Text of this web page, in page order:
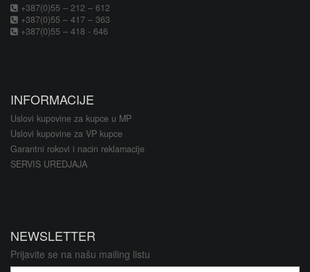
+387(0)55 – 212 – 612
+387(0)55 – 417 – 363
+387(0)55 – 418 - 646
INFORMACIJE
Uslovi kupovine za kupce u MP
Uslovi kupovine za VP kupce
Garantni rokovi i nacin reklamacije
SERVIS UREDJAJA
NEWSLETTER
Prijavite se na našu mailing listu